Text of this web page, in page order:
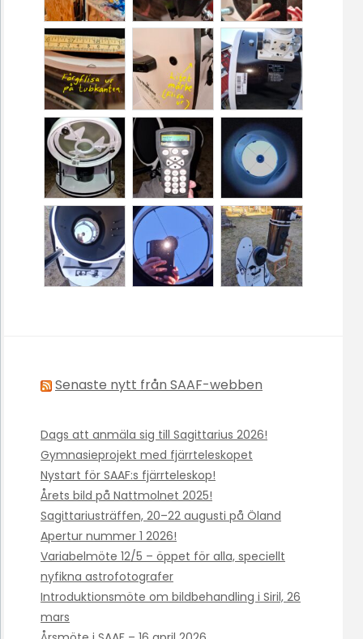
Senaste nytt från SAAF-webben
Dags att anmäla sig till Sagittarius 2026!
Gymnasieprojekt med fjärrteleskopet
Nystart för SAAF:s fjärrteleskop!
Årets bild på Nattmolnet 2025!
Sagittariusträffen, 20–22 augusti på Öland
Apertur nummer 1 2026!
Variabelmöte 12/5 – öppet för alla, speciellt
nyfikna astrofotografer
Introduktionsmöte om bildbehandling i Siril, 26
mars